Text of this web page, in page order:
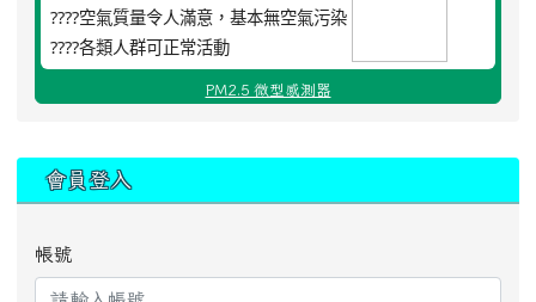
????空氣質量令人滿意，基本無空氣污染
????各類人群可正常活動
PM2.5 微型感測器
會員登入
帳號